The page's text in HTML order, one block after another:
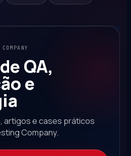
QA,
e
artigos e cases práticos
Company.